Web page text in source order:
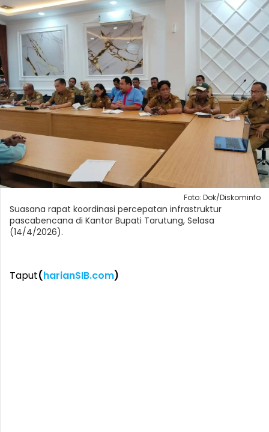
Foto: Dok/Diskominfo
Suasana rapat koordinasi percepatan infrastruktur
pascabencana di Kantor Bupati Tarutung, Selasa
(14/4/2026).
Taput(harianSIB.com)